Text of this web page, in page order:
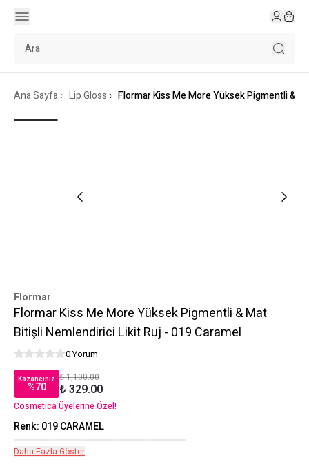
Ana Sayfa Lip Gloss Flormar Kiss Me More Yüksek Pigmentli &
Flormar
Flormar Kiss Me More Yüksek Pigmentli & Mat
Bitişli Nemlendirici Likit Ruj - 019 Caramel
0 Yorum
Kazancınız
%70
₺ 1,100.00
₺ 329.00
Cosmetica Üyelerine Özel!
Renk: 019 CARAMEL
Daha Fazla Göster